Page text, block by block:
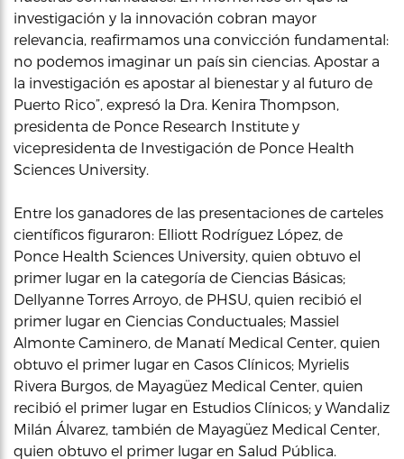
investigación y la innovación cobran mayor
relevancia, reafirmamos una convicción fundamental:
no podemos imaginar un país sin ciencias. Apostar a
la investigación es apostar al bienestar y al futuro de
Puerto Rico”, expresó la Dra. Kenira Thompson,
presidenta de Ponce Research Institute y
vicepresidenta de Investigación de Ponce Health
Sciences University.
Entre los ganadores de las presentaciones de carteles
científicos figuraron: Elliott Rodríguez López, de
Ponce Health Sciences University, quien obtuvo el
primer lugar en la categoría de Ciencias Básicas;
Dellyanne Torres Arroyo, de PHSU, quien recibió el
primer lugar en Ciencias Conductuales; Massiel
Almonte Caminero, de Manatí Medical Center, quien
obtuvo el primer lugar en Casos Clínicos; Myrielis
Rivera Burgos, de Mayagüez Medical Center, quien
recibió el primer lugar en Estudios Clínicos; y Wandaliz
Milán Álvarez, también de Mayagüez Medical Center,
quien obtuvo el primer lugar en Salud Pública.